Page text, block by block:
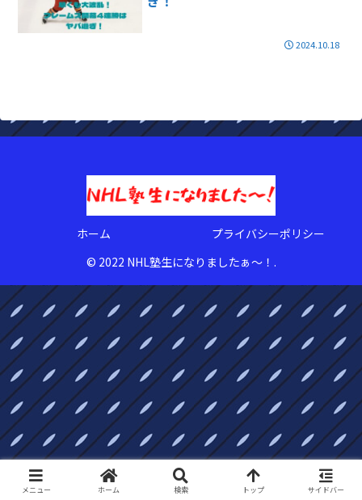
2024.10.18
ホーム
プライバシーポリシー
© 2022 NHL塾生になりましたぁ〜！.
メニュー ホーム 検索 トップ サイドバー